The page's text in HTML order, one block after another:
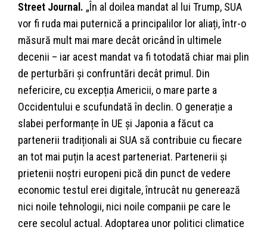
Street Journal. „În al doilea mandat al lui Trump, SUA
vor fi ruda mai puternică a principalilor lor aliați, într-o
măsură mult mai mare decât oricând în ultimele
decenii – iar acest mandat va fi totodată chiar mai plin
de perturbări și confruntări decât primul. Din
nefericire, cu excepția Americii, o mare parte a
Occidentului e scufundată în declin. O generație a
slabei performanțe în UE și Japonia a făcut ca
partenerii tradiționali ai SUA să contribuie cu fiecare
an tot mai puțin la acest parteneriat. Partenerii și
prietenii noștri europeni pică din punct de vedere
economic testul erei digitale, întrucât nu generează
nici noile tehnologii, nici noile companii pe care le
cere secolul actual. Adoptarea unor politici climatice